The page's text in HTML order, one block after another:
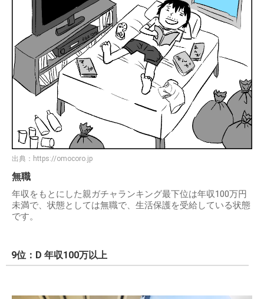
出典： https://omocoro.jp
無職
年収をもとにした親ガチャランキング最下位は年収100万円
未満で、状態としては無職で、生活保護を受給している状態
です。
9位：D 年収100万以上